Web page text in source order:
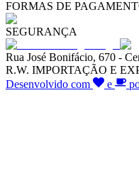
FORMAS DE
SEGURANÇA
Rua José Bonifácio, 670 -
R.W. IMPORTAÇÃO E
Desenvolvido com
e